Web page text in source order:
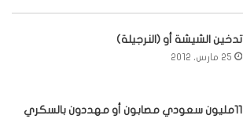
تدخين الشيشة أو (النرجيلة)
25 مارس، 2012
11مليون سعودي مصابون أو مهددون بالسكري